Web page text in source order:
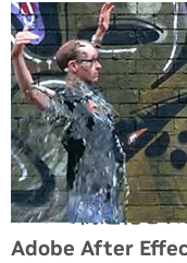
Share
GPU で高速化さ
Adobe After